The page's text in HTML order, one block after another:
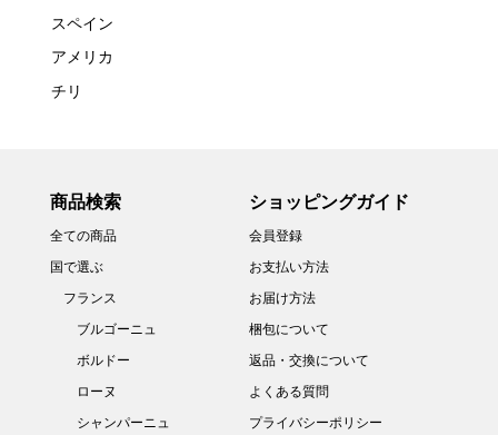
スペイン
アメリカ
チリ
商品検索
全ての商品
国で選ぶ
フランス
ブルゴーニュ
ボルドー
ローヌ
シャンパーニュ
ショッピングガイド
会員登録
お支払い方法
お届け方法
梱包について
返品・交換について
よくある質問
プライバシーポリシー